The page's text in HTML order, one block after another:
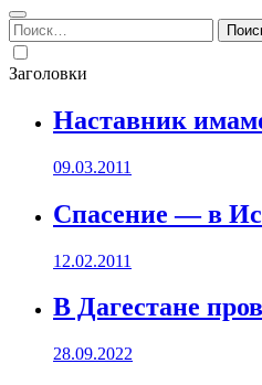
Найти:
Заголовки
Наставник
09.03.2011
Спасение — в
12.02.2011
В Дагестане
28.09.2022